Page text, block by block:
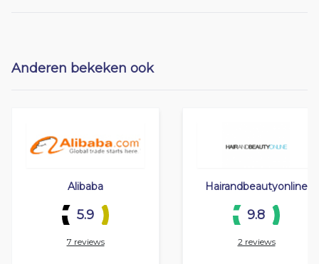
Anderen bekeken ook
Alibaba
5.9
7 reviews
Hairandbeautyonline
9.8
2 reviews